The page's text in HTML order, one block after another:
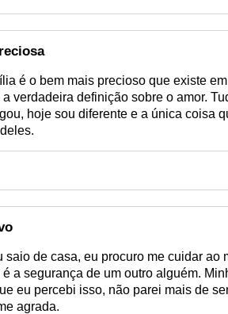
é o bem mais precioso que existe
a verdadeira definição sobre o amor.
hoje sou diferente e a única coisa
saio de casa, eu procuro me cuidar ao
a segurança de um outro alguém.
eu percebi isso, não parei mais de
agrada.